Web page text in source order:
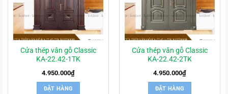
Cửa thép vân gỗ Classic
KA-22.42-1TK
4.950.000₫
ĐẶT HÀNG
Cửa thép vân gỗ Classic
KA-22.42-2TK
4.950.000₫
ĐẶT HÀNG